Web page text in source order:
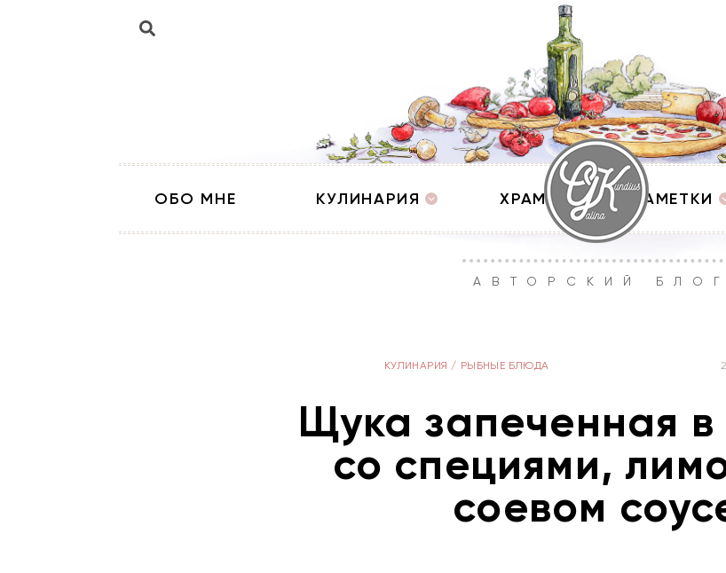
ОБО МНЕ КУЛИНАРИЯ ХРАМЫ ЗАМЕТКИ
АВТОРСКИЙ БЛОГ
КУЛИНАРИЯ / РЫБНЫЕ БЛЮДА
Щука запеченная в
со специями,
соевом